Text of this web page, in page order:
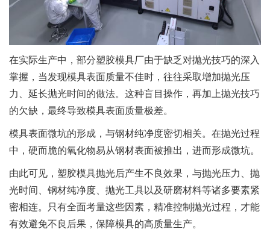
在实际生产中，部分塑胶模具厂由于缺乏对抛光技巧的深入
掌握，当发现模具表面质量不佳时，往往采取增加抛光压
力、延长抛光时间的做法。这种盲目操作，再加上抛光技巧
的欠缺，最终导致模具表面质量极差。
模具表面微坑的形成，与钢材纯净度密切相关。在抛光过程
中，硬而脆的氧化物易从钢材表面被推出，进而形成微坑。
由此可见，塑胶模具抛光后产生不良效果，与抛光压力、抛
光时间、钢材纯净度、抛光工具以及研磨材料等诸多要素紧
密相连。只有全面考量这些因素，精准控制抛光过程，才能
有效避免不良后果，保障模具的高质量生产。